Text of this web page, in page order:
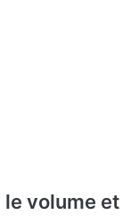
volume et